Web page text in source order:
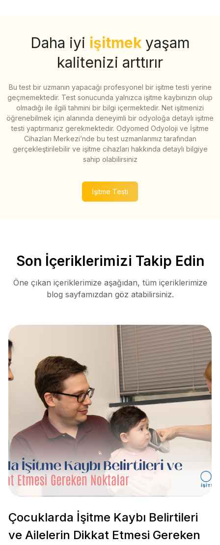
Daha iyi işitmek yaşam
kalitenizi arttırır
Bu test bir uzmanın yapacağı profesyonel bir işitme testi yerine
geçmemektedir. Test sonucunda yalnızca işitme kaybınızın olup
olmadığı ile ilgili tahmini bir bilgi içermektedir. Net işitmenizi
öğrenebilmek için alanında deneyimli bir odyoloğa detaylı işitme
testi yaptırmanız gerekmektedir. Odyomed Odyoloji ve İşitme
Cihazları Merkezi’nde bu test uzmanlarımız tarafından
gerçekleştirilebilir ve işitme cihazları hakkında detaylı bilgiye
sahip olabilirsiniz
İşitme Testi
Son İçeriklerimizi Takip Edin
Öne çıkan içeriklerimize aşağıdan, tüm içeriklerimize
blog sayfamızdan göz atabilirsiniz.
Çocuklarda İşitme Kaybı Belirtileri
ve Ailelerin Dikkat Etmesi Gereken